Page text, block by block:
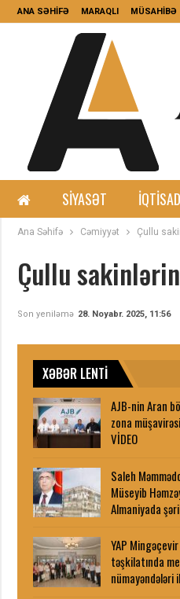
ANA SƏHİFƏ MARAQLI MÜSAHİBƏ
SIYASƏT
Ana Səhifə Cəmiyyət Çullu
Çullu
Son yeniləmə 28. Noyabr. 2025, 11:56
XƏBƏR LENTİ
AJB-nin Aran
zona
VİDEO
Saleh
Müseyib
Almaniyada
YAP
təşkilatında
nümayəndələri